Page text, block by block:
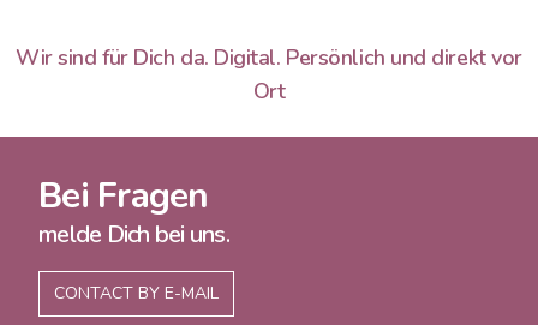
Wir sind für Dich da. Digital. Persönlich und direkt vor
Ort
Bei Fragen
melde Dich bei uns.
CONTACT BY E-MAIL